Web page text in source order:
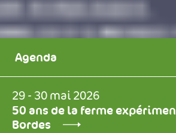
Agenda
29 - 30 mai 2026
50 ans de la ferme
Bordes